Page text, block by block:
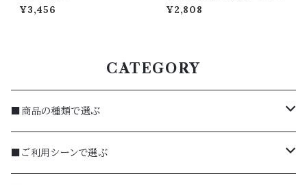
¥3,456 ¥2,808
CATEGORY
■商品の種類で選ぶ
焼菓子
■ご利用シーンで選ぶ